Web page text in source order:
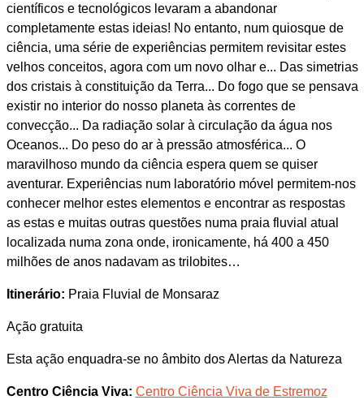
científicos e tecnológicos levaram a abandonar
completamente estas ideias! No entanto, num quiosque de
ciência, uma série de experiências permitem revisitar estes
velhos conceitos, agora com um novo olhar e... Das simetrias
dos cristais à constituição da Terra... Do fogo que se pensava
existir no interior do nosso planeta às correntes de
convecção... Da radiação solar à circulação da água nos
Oceanos... Do peso do ar à pressão atmosférica... O
maravilhoso mundo da ciência espera quem se quiser
aventurar. Experiências num laboratório móvel permitem-nos
conhecer melhor estes elementos e encontrar as respostas
as estas e muitas outras questões numa praia fluvial atual
localizada numa zona onde, ironicamente, há 400 a 450
milhões de anos nadavam as trilobites…
Itinerário: Praia Fluvial de Monsaraz
Ação gratuita
Esta ação enquadra-se no âmbito dos Alertas da Natureza
Centro Ciência Viva: Centro Ciência Viva de Estremoz